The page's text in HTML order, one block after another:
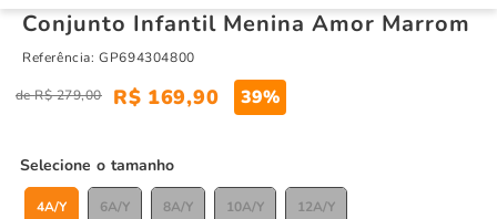
Conjunto Infantil Menina Amor Marrom
Referência:GP694304800
R$ 279,00 R$ 169,90 39%
tamanho
4A/Y 6A/Y 8A/Y 10A/Y 12A/Y